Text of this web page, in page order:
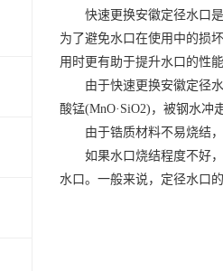
快速更换安徽定径水口
为了避免水口在使用中的损
用时更有助于提升水口的性能
由于快速更换安徽定径
酸锰(MnO·SiO2)，被钢水冲
由于锆质材料不易烧结
如果水口烧结程度不好
水口。一般来说，定径水口